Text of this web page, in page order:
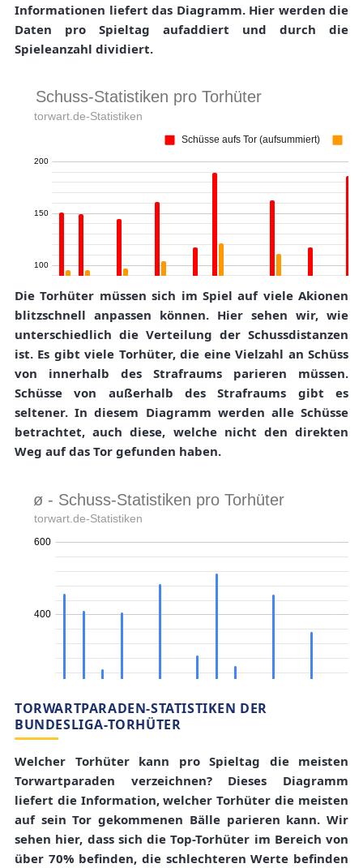
Informationen liefert das Diagramm. Hier werden die
Daten pro Spieltag aufaddiert und durch die
Spieleanzahl dividiert.
Die Torhüter müssen sich im Spiel auf viele Akionen
blitzschnell anpassen können. Hier sehen wir, wie
unterschiedlich die Verteilung der Schussdistanzen
ist. Es gibt viele Torhüter, die eine Vielzahl an Schüss
von innerhalb des Strafraums parieren müssen.
Schüsse von außerhalb des Strafraums gibt es
seltener. In diesem Diagramm werden alle Schüsse
betrachtet, auch diese, welche nicht den direkten
Weg auf das Tor gefunden haben.
TORWARTPARADEN-STATISTIKEN DER
BUNDESLIGA-TORHÜTER
Welcher Torhüter kann pro Spieltag die meisten
Torwartparaden verzeichnen? Dieses Diagramm
liefert die Information, welcher Torhüter die meisten
auf sein Tor gekommenen Bälle parieren kann. Wir
sehen hier, dass sich die Top-Torhüter im Bereich von
über 70% befinden, die schlechteren Werte befinden